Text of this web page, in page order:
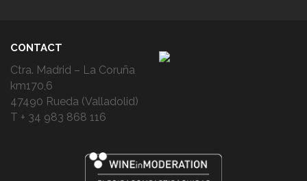
CONTACT
Ctra. Madrid – La Coruña
km170,6
47490 Rueda (Valladolid)
T + 34 983 868 116